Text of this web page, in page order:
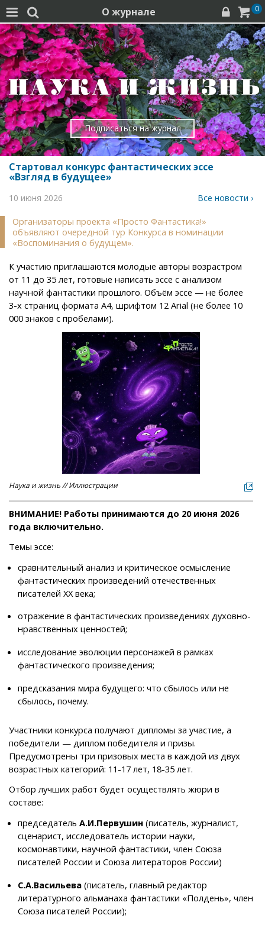
  О журнале   0
Подписаться на журнал
Стартовал конкурс фантастических эссе
«Взгляд в будущее»
10 июня 2026 Все новости ›
Организаторы проекта «Просто Фантастика!»
объявляют очередной тур Конкурса в номинации
«Воспоминания о будущем».
К участию приглашаются молодые авторы возрастром
от 11 до 35 лет, готовые написать эссе с анализом
научной фантастики прошлого. Объём эссе — не более
3-х страниц формата А4, шрифтом 12 Arial (не более 10
000 знаков с пробелами).
Наука и жизнь // Иллюстрации
ВНИМАНИЕ! Работы принимаются до 20 июня 2026
года включительно.
Темы эссе:
сравнительный анализ и критическое осмысление
фантастических произведений отечественных
писателей XX века;
отражение в фантастических произведениях духовно-
нравственных ценностей;
исследование эволюции персонажей в рамках
фантастического произведения;
предсказания мира будущего: что сбылось или не
сбылось, почему.
Участники конкурса получают дипломы за участие, а
победители — диплом победителя и призы.
Предусмотрены три призовых места в каждой из двух
возрастных категорий: 11-17 лет, 18-35 лет.
Отбор лучших работ будет осуществлять жюри в
составе:
председатель А.И.Первушин(писатель, журналист,
сценарист, исследователь истории науки,
космонавтики, научной фантастики, член Союза
писателей России и Союза литераторов России)
С.А.Васильева(писатель, главный редактор
литературного альманаха фантастики «Полдень», член
Союза писателей России);